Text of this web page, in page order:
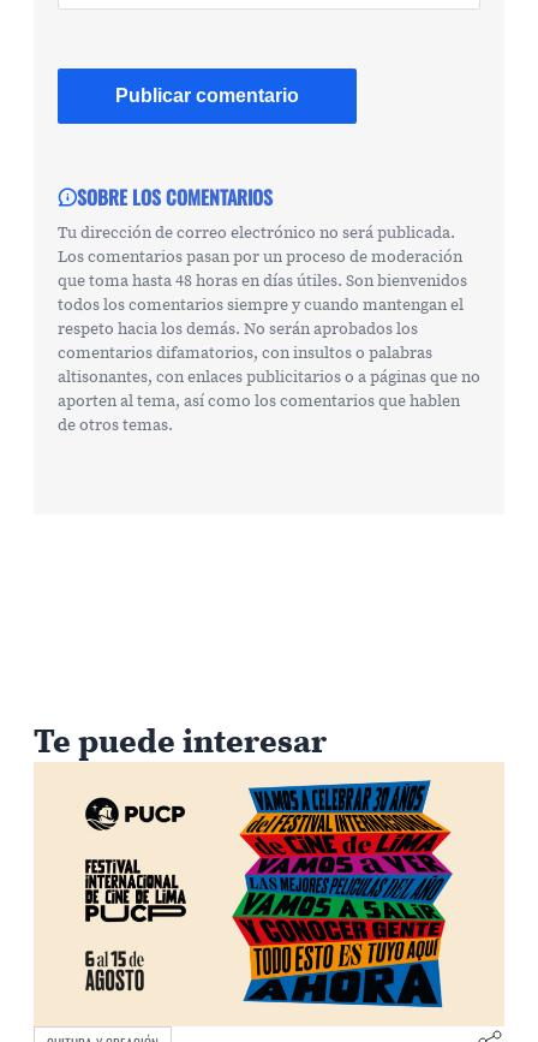
SOBRE LOS COMENTARIOS
Tu dirección de correo electrónico no será publicada.
Los comentarios pasan por un proceso de moderación
que toma hasta 48 horas en días útiles. Son bienvenidos
todos los comentarios siempre y cuando mantengan el
respeto hacia los demás. No serán aprobados los
comentarios difamatorios, con insultos o palabras
altisonantes, con enlaces publicitarios o a páginas que no
aporten al tema, así como los comentarios que hablen
de otros temas.
Te puede interesar